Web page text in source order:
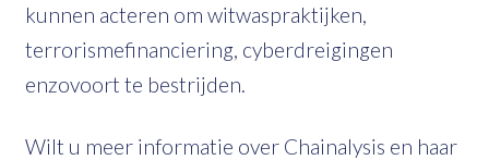
kunnen acteren om witwaspraktijken,
terrorismefinanciering, cyberdreigingen
enzovoort te bestrijden.
Wilt u meer informatie over Chainalysis en haar